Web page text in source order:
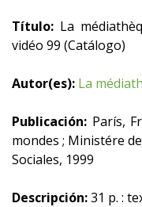
Título: La
vidéo 99 (Catálogo)
Autor(es): La
Publicación: París,
mondes ; Ministére
Sociales, 1999
Descripción:31 p. :